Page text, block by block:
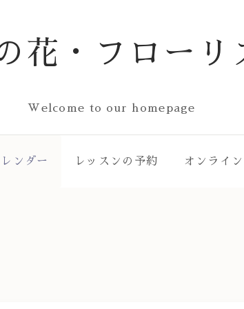
花・フローリ
Welcome to our homepage
ンダー レッスンの予約 オンライ